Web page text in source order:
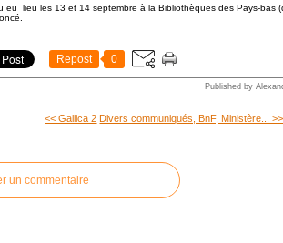
eu lieu les 13 et 14 septembre à la Bibliothèques des Pays-bas
Repost 0
Published by
<< Gallica 2 Divers communiqués, BnF, Ministère... >>
un commentaire